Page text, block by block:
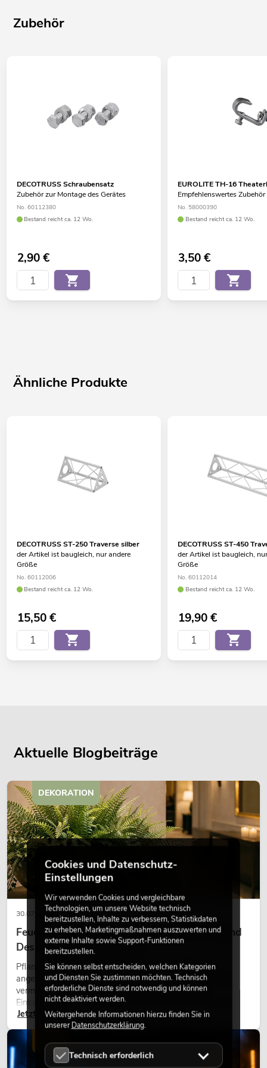
Zubehör
DECOTRUSS Schraubensatz
Zubehör zur Montage des Gerätes
No. 60112380
Bestand reicht ca. 12 Wo.
2,90€
EUROLITE TH-16
Empfehlenswertes Zubehör
No. 58000390
Bestand reicht ca. 12 Wo.
3,50€
Ähnliche Produkte
DECOTRUSS ST-250 Traverse silber
der Artikel ist baugleich, nur andere
Größe
No. 60112006
Bestand reicht ca. 12 Wo.
15,50€
DECOTRUSS ST-450
der Artikel ist baugleich,
Größe
No. 60112014
Bestand reicht ca. 12 Wo.
19,90€
Aktuelle Blogbeiträge
30.07.2026
Feuerhemmende Kunstpflanzen: Sicherheit und
Design perfekt kombiniert
Pflanzen machen Räume lebendig. Sie schaffen eine
angenehme Atmosphäre, verbessern das Ambiente und
vermitteln Natürlichkeit. Ob in Hotels, Restaurants,
Einkaufszentren, Bürogebäuden oder auf Messeständen:
eine hochwertige Begrünung gehört heute längst zum
modernen Raumkonzept.
Jetzt lesen
DEKORATION
LICHT
Cookies und Datenschutz-
Einstellungen
Wir verwenden Cookies und vergleichbare
Technologien, um unsere Website technisch
bereitzustellen, Inhalte zu verbessern, Statistikdaten
zu erheben, Marketingmaßnahmen auszuwerten und
externe Inhalte sowie Support-Funktionen
bereitzustellen.
Sie können selbst entscheiden, welchen Kategorien
und Diensten Sie zustimmen möchten. Technisch
erforderliche Dienste sind notwendig und können
nicht deaktiviert werden.
Weitergehende Informationen hierzu finden Sie in
unsererDatenschutzerklärung.
Technisch erforderlich